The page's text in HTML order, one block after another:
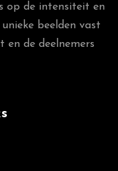
op de intensiteit en
beelden vast
en de deelnemers